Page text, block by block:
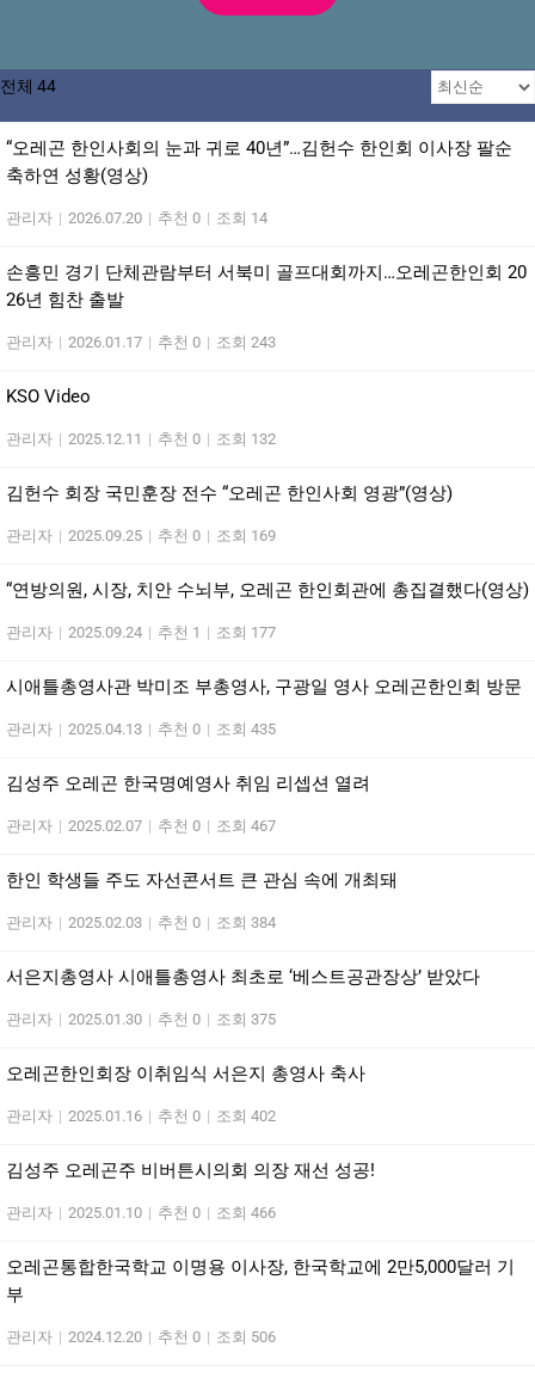
전체 44
“오레곤 한인사회의 눈과 귀로 40년”…김헌수 한인회 이사장 팔순
축하연 성황(영상)
관리자 | 2026.07.20 | 추천 0 | 조회 14
손흥민 경기 단체관람부터 서북미 골프대회까지…오레곤한인회 20
26년 힘찬 출발
관리자 | 2026.01.17 | 추천 0 | 조회 243
KSO Video
관리자 | 2025.12.11 | 추천 0 | 조회 132
김헌수 회장 국민훈장 전수 “오레곤 한인사회 영광”(영상)
관리자 | 2025.09.25 | 추천 0 | 조회 169
“연방의원, 시장, 치안 수뇌부, 오레곤 한인회관에 총집결했다(영상)
관리자 | 2025.09.24 | 추천 1 | 조회 177
시애틀총영사관 박미조 부총영사, 구광일 영사 오레곤한인회 방문
관리자 | 2025.04.13 | 추천 0 | 조회 435
김성주 오레곤 한국명예영사 취임 리셉션 열려
관리자 | 2025.02.07 | 추천 0 | 조회 467
한인 학생들 주도 자선콘서트 큰 관심 속에 개최돼
관리자 | 2025.02.03 | 추천 0 | 조회 384
서은지총영사 시애틀총영사 최초로 ‘베스트공관장상’ 받았다
관리자 | 2025.01.30 | 추천 0 | 조회 375
오레곤한인회장 이취임식 서은지 총영사 축사
관리자 | 2025.01.16 | 추천 0 | 조회 402
김성주 오레곤주 비버튼시의회 의장 재선 성공!
관리자 | 2025.01.10 | 추천 0 | 조회 466
오레곤통합한국학교 이명용 이사장, 한국학교에 2만5,000달러 기
부
관리자 | 2024.12.20 | 추천 0 | 조회 506